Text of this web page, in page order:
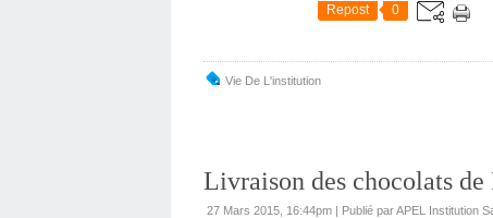
Repost 0
Vie De L'institution
Livraison des chocolats de
27 Mars 2015, 16:44pm | Publié par APEL Institution